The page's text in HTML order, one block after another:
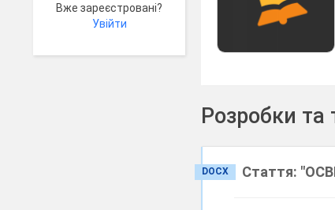
Вже зареєстровані?
Увійти
Розробки та
DOCX Стаття: